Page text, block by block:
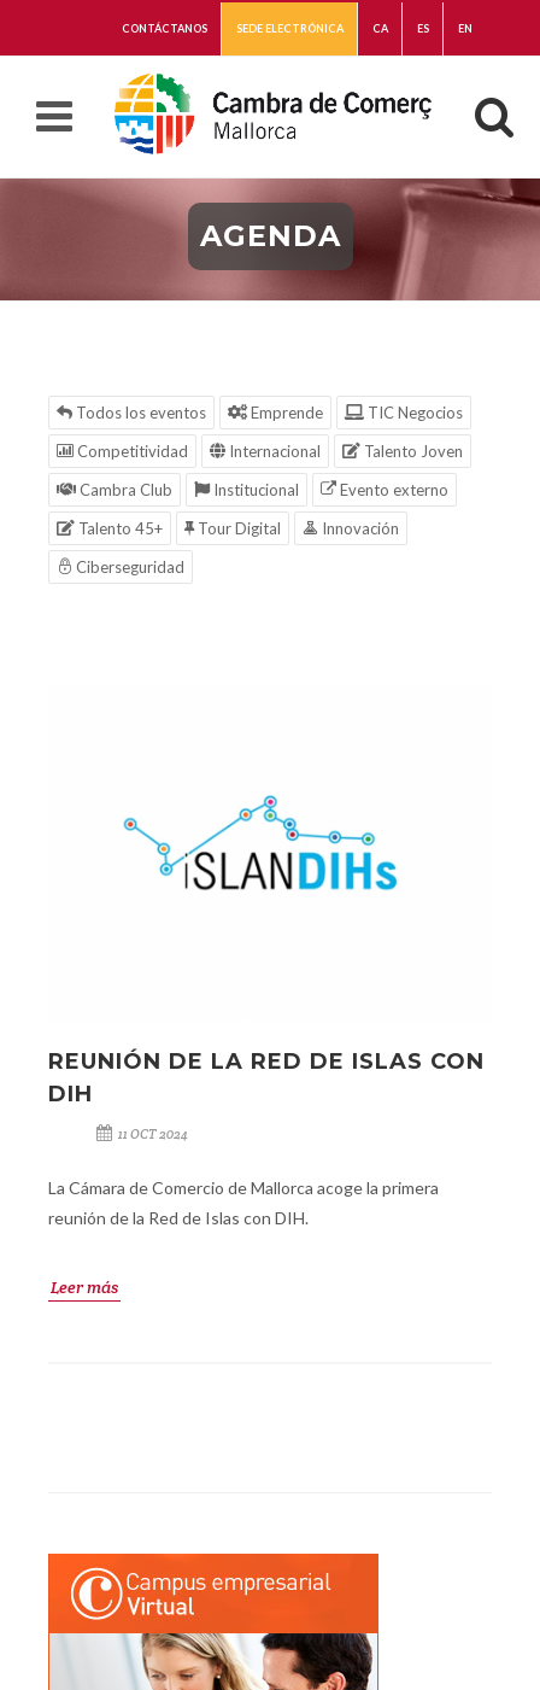
CONTÁCTANOS SEDE ELECTRÓNICA CA ES EN
AGENDA
Todos los eventos Emprende
TIC Negocios
Competitividad
Internacional
Talento Joven
Cambra Club
Institucional
Evento externo
Talento 45+
Tour Digital
Innovación
Ciberseguridad
REUNIÓN DE LA RED DE ISLAS CON
DIH
11 OCT 2024
La Cámara de Comercio de Mallorca acoge la primera
reunión de la Red de Islas con DIH.
Leer más